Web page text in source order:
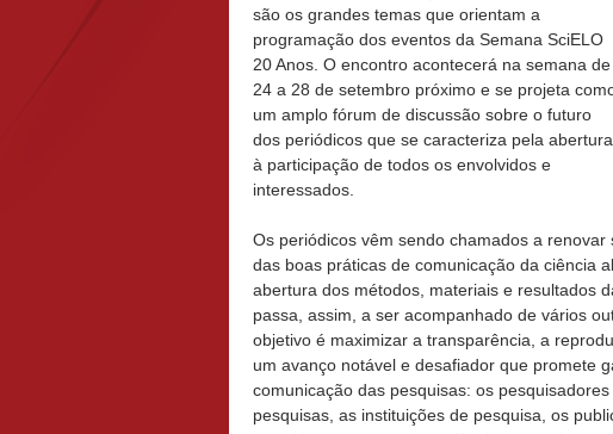
são os grandes temas que orientam a
programação dos eventos da Semana SciELO
20 Anos. O encontro acontecerá na semana de
24 a 28 de setembro próximo e se projeta
um amplo fórum de discussão sobre o futuro
dos periódicos que se caracteriza pela abertura
à participação de todos os envolvidos e
interessados.
Os periódicos vêm sendo chamados a
das boas práticas de comunicação da ciência
abertura dos métodos, materiais e resultados
passa, assim, a ser acompanhado de vários
objetivo é maximizar a transparência, a
um avanço notável e desafiador que promete
comunicação das pesquisas: os
pesquisas, as instituições de pesquisa, os